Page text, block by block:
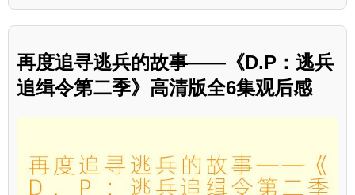
再度追寻逃兵的故事——《D.P：逃兵
追缉令第二季》高清版全6集观后感